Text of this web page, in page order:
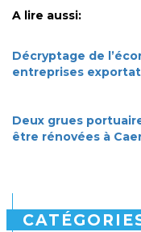
A lire aussi:
Décryptage de
entreprises
Deux grues
être rénovées à